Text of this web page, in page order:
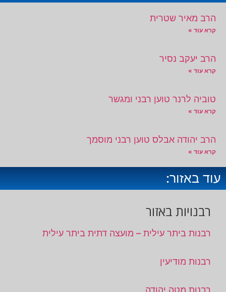
הרב מאיר שטרית
קרא עוד »
הרב יעקב נסיר
קרא עוד »
טוביה לרנר טוען רבני ומגשר
קרא עוד »
הרב יהודה אבלס טוען רבני מוסמך
קרא עוד »
עוד באזור:
רבנויות באזור
רבנות ביתר עילית – מועצה דתית ביתר עילית
רבנות מודיעין
רבנות מטה יהודה